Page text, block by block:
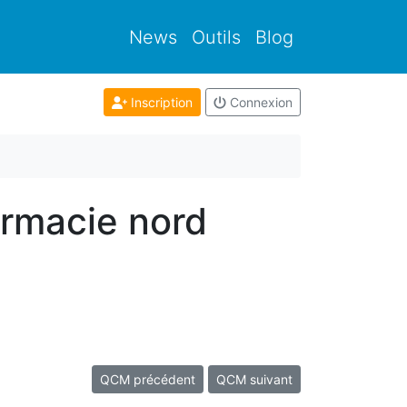
News Outils Blog
Inscription Connexion
nord
QCM précédent QCM suivant